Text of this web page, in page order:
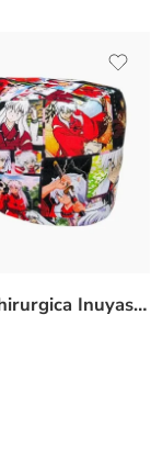
Cuffietta chirurgica Inuyasha